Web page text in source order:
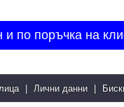
и по поръчка на
Лични данни